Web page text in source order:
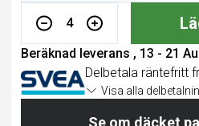
4
Beräknad leverans , 13 - 21
Delbetala räntefritt
Visa alla
Se om däcket